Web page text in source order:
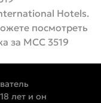
Hotels.
посмотреть
за MCC 3519
лет и он